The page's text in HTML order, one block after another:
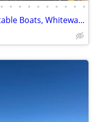
• • • • • • • • • •
Saturn Rafts Summer Sale | Inflatable Boats, Whitewater Rafts, Kayaks